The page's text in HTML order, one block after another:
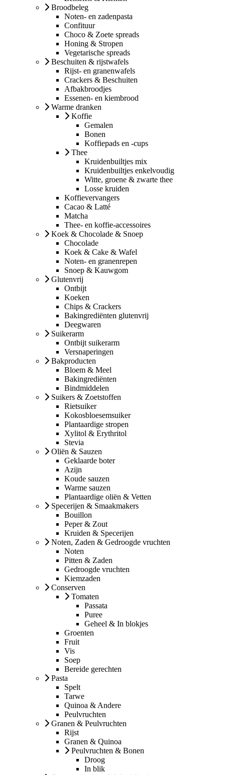
Broodbeleg
Noten- en zadenpasta
Confituur
Choco & Zoete spreads
Honing & Stropen
Vegetarische spreads
Beschuiten & rijstwafels
Rijst- en granenwafels
Crackers & Beschuiten
Afbakbroodjes
Essenen- en kiembrood
Warme dranken
Koffie
Gemalen
Bonen
Koffiepads en -cups
Thee
Kruidenbuiltjes mix
Kruidenbuiltjes enkelvoudig
Witte, groene & zwarte thee
Losse kruiden
Koffievervangers
Cacao & Latté
Matcha
Thee- en koffie-accessoires
Koek & Chocolade & Snoep
Chocolade
Koek & Cake & Wafel
Noten- en granenrepen
Snoep & Kauwgom
Glutenvrij
Ontbijt
Koeken
Chips & Crackers
Bakingrediënten glutenvrij
Deegwaren
Suikerarm
Ontbijt suikerarm
Versnaperingen
Bakproducten
Bloem & Meel
Bakingrediënten
Bindmiddelen
Suikers & Zoetstoffen
Rietsuiker
Kokosbloesemsuiker
Plantaardige stropen
Xylitol & Erythritol
Stevia
Oliën & Sauzen
Geklaarde boter
Azijn
Koude sauzen
Warme sauzen
Plantaardige oliën & Vetten
Specerijen & Smaakmakers
Bouillon
Peper & Zout
Kruiden & Specerijen
Noten, Zaden & Gedroogde vruchten
Noten
Pitten & Zaden
Gedroogde vruchten
Kiemzaden
Conserven
Tomaten
Passata
Puree
Geheel & In blokjes
Groenten
Fruit
Vis
Soep
Bereide gerechten
Pasta
Spelt
Tarwe
Quinoa & Andere
Peulvruchten
Granen & Peulvruchten
Rijst
Granen & Quinoa
Peulvruchten & Bonen
Droog
In blik